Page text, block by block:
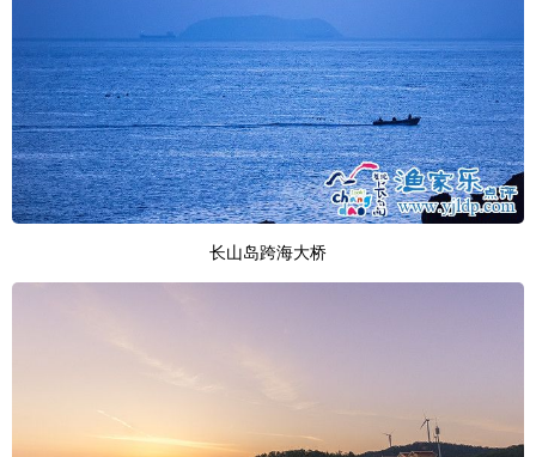
长山岛跨海大桥